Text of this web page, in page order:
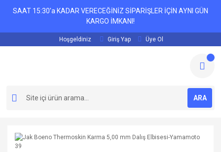
SAAT 15:30'a KADAR VERECEĞİNİZ SİPARİŞLER İÇİN AYNI GÜN
KARGO İMKANI!
Hoşgeldiniz Giriş Yap Üye Ol
ARA